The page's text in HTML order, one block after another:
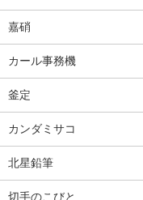
嘉硝
カール事務機
釜定
カンダミサコ
北星鉛筆
切手のこびと